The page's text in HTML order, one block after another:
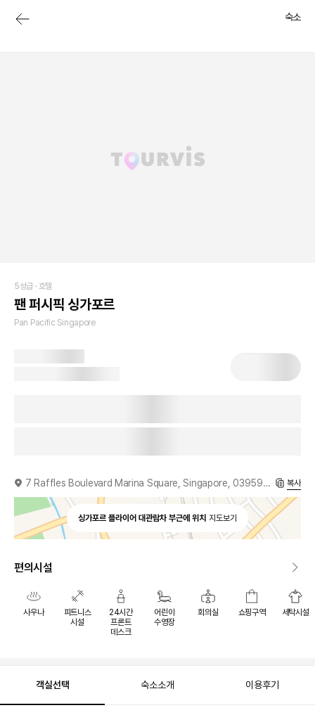
숙소
5성급 · 호텔
팬 퍼시픽 싱가포르
Pan Pacific Singapore
7 Raffles Boulevard Marina Square, Singapore, 039595, SG 복사
싱가포르 플라이어 대관람차 부근에 위치 지도보기
편의시설
사우나
피트니스
시설
24시간
프론트
데스크
어린이
수영장
회의실 쇼핑구역 세탁시설
객실선택 숙소소개 이용후기